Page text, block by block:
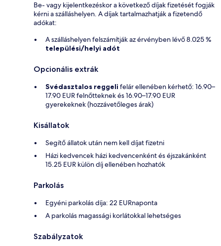
Be- vagy kijelentkezéskor a következő díjak fizetését fogják
kérni a szálláshelyen. A díjak tartalmazhatják a fizetendő
adókat:
A szálláshelyen felszámítják az érvényben lévő 8.025 %
települési/helyi adót
Opcionális extrák
Svédasztalos reggeli felár ellenében kérhető: 16.90–
17.90 EUR felnőtteknek és 16.90–17.90 EUR
gyerekeknek (hozzávetőleges árak)
Kisállatok
Segítő állatok után nem kell díjat fizetni
Házi kedvencek házi kedvencenként és éjszakánként
15.25 EUR külön díj ellenében hozhatók
Parkolás
Egyéni parkolás díja: 22 EURnaponta
A parkolás magassági korlátokkal lehetséges
Szabályzatok